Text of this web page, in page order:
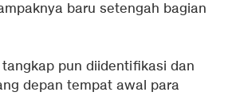
baru setengah bagian
pun diidentifikasi dan
depan tempat awal para